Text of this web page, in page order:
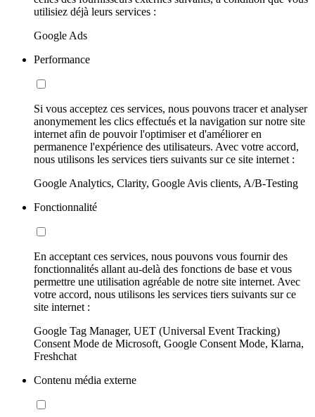
utilisiez déjà leurs services :
Google Ads
Performance
Si vous acceptez ces services, nous pouvons tracer et analyser
anonymement les clics effectués et la navigation sur notre site
internet afin de pouvoir l'optimiser et d'améliorer en
permanence l'expérience des utilisateurs. Avec votre accord,
nous utilisons les services tiers suivants sur ce site internet :
Google Analytics, Clarity, Google Avis clients, A/B-Testing
Fonctionnalité
En acceptant ces services, nous pouvons vous fournir des
fonctionnalités allant au-delà des fonctions de base et vous
permettre une utilisation agréable de notre site internet. Avec
votre accord, nous utilisons les services tiers suivants sur ce
site internet :
Google Tag Manager, UET (Universal Event Tracking)
Consent Mode de Microsoft, Google Consent Mode, Klarna,
Freshchat
Contenu média externe